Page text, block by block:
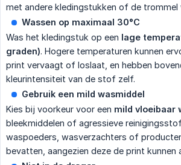
met andere kledingstukken of de trommel
Wassen op maximaal 30°C
Was het kledingstuk op een lage
graden). Hogere temperaturen kunnen
print vervaagt of loslaat, en hebben
kleurintensiteit van de stof zelf.
Gebruik een mild wasmiddel
Kies bij voorkeur voor een mild vloeibaar
bleekmiddelen of agressieve
waspoeders, wasverzachters of
bevatten, aangezien deze de print kunnen